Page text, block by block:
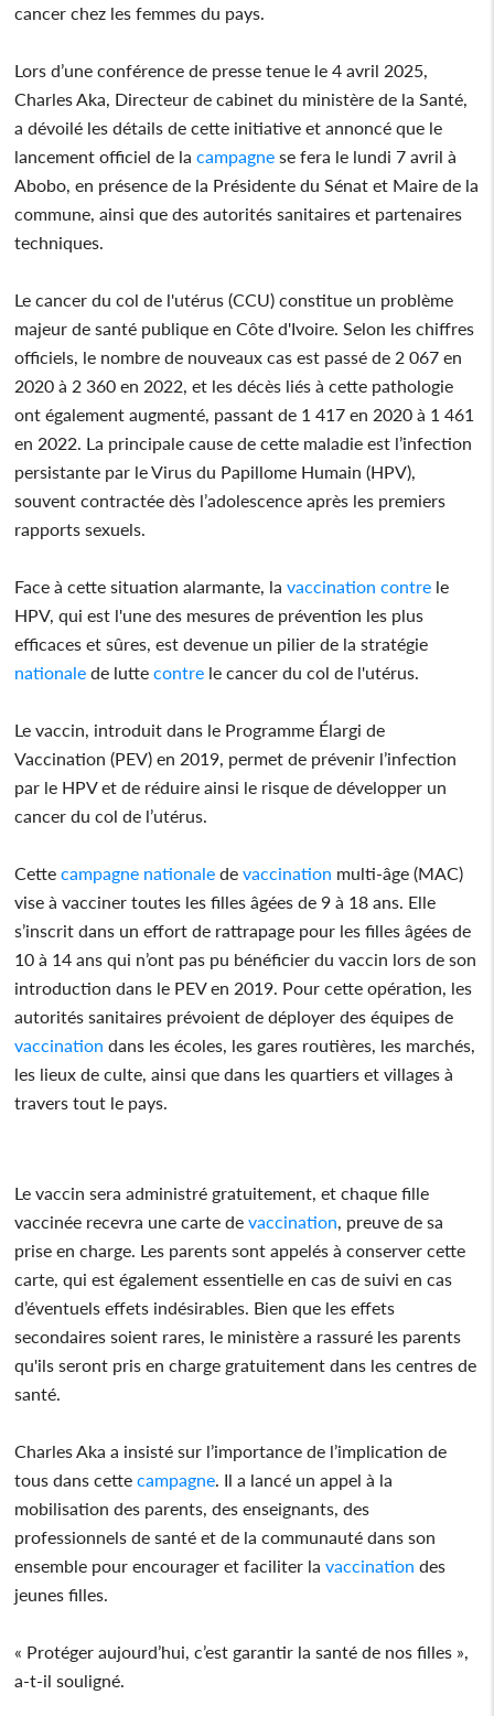
cancer chez les femmes du pays.
Lors d’une conférence de presse tenue le 4 avril 2025,
Charles Aka, Directeur de cabinet du ministère de la Santé,
a dévoilé les détails de cette initiative et annoncé que le
lancement officiel de la campagne se fera le lundi 7 avril à
Abobo, en présence de la Présidente du Sénat et Maire de la
commune, ainsi que des autorités sanitaires et partenaires
techniques.
Le cancer du col de l'utérus (CCU) constitue un problème
majeur de santé publique en Côte d'Ivoire. Selon les chiffres
officiels, le nombre de nouveaux cas est passé de 2 067 en
2020 à 2 360 en 2022, et les décès liés à cette pathologie
ont également augmenté, passant de 1 417 en 2020 à 1 461
en 2022. La principale cause de cette maladie est l’infection
persistante par le Virus du Papillome Humain (HPV),
souvent contractée dès l’adolescence après les premiers
rapports sexuels.
Face à cette situation alarmante, la vaccination contre le
HPV, qui est l'une des mesures de prévention les plus
efficaces et sûres, est devenue un pilier de la stratégie
nationale de lutte contre le cancer du col de l'utérus.
Le vaccin, introduit dans le Programme Élargi de
Vaccination (PEV) en 2019, permet de prévenir l’infection
par le HPV et de réduire ainsi le risque de développer un
cancer du col de l’utérus.
Cette campagne nationale de vaccination multi-âge (MAC)
vise à vacciner toutes les filles âgées de 9 à 18 ans. Elle
s’inscrit dans un effort de rattrapage pour les filles âgées de
10 à 14 ans qui n’ont pas pu bénéficier du vaccin lors de son
introduction dans le PEV en 2019. Pour cette opération, les
autorités sanitaires prévoient de déployer des équipes de
vaccination dans les écoles, les gares routières, les marchés,
les lieux de culte, ainsi que dans les quartiers et villages à
travers tout le pays.
Le vaccin sera administré gratuitement, et chaque fille
vaccinée recevra une carte de vaccination , preuve de sa
prise en charge. Les parents sont appelés à conserver cette
carte, qui est également essentielle en cas de suivi en cas
d’éventuels effets indésirables. Bien que les effets
secondaires soient rares, le ministère a rassuré les parents
qu'ils seront pris en charge gratuitement dans les centres de
santé.
Charles Aka a insisté sur l’importance de l’implication de
tous dans cette campagne . Il a lancé un appel à la
mobilisation des parents, des enseignants, des
professionnels de santé et de la communauté dans son
ensemble pour encourager et faciliter la vaccination des
jeunes filles.
« Protéger aujourd’hui, c’est garantir la santé de nos filles »,
a-t-il souligné.